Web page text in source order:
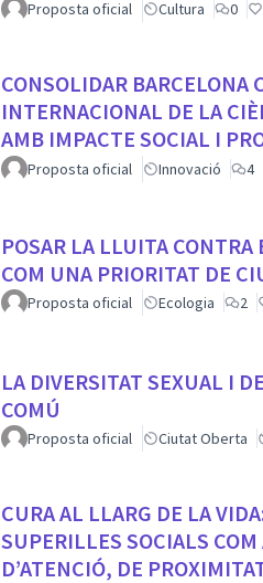
Proposta oficial Cultura 0
CONSOLIDAR BARCELONA
INTERNACIONAL DE LA
AMB IMPACTE SOCIAL I
CIUTADÀ
Proposta oficial Innovació 4
POSAR LA LLUITA
COM UNA PRIORITAT DE
Proposta oficial Ecologia 2
LA DIVERSITAT SEXUAL I
COMÚ
Proposta oficial Ciutat Oberta
CURA AL LLARG DE LA
SUPERILLES SOCIALS
D’ATENCIÓ, DE